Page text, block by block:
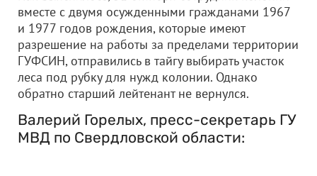
вместе с двумя осужденными гражданами 1967
и 1977 годов рождения, которые имеют
разрешение на работы за пределами территории
ГУФСИН, отправились в тайгу выбирать участок
леса под рубку для нужд колонии. Однако
обратно старший лейтенант не вернулся.
Валерий Горелых, пресс-секретарь ГУ
МВД по Свердловской области: